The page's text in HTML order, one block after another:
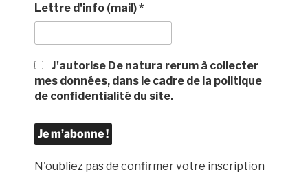
Lettre d'info (mail)*
J'autorise De natura rerum à collecter
mes données, dans le cadre de la politique
de confidentialité du site.
N'oubliez pas de confirmer votre inscription